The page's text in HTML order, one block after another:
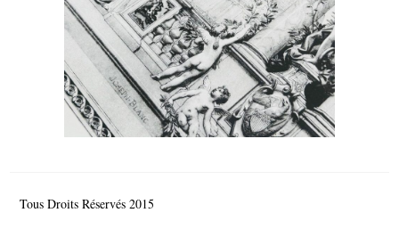
Tous Droits Réservés 2015